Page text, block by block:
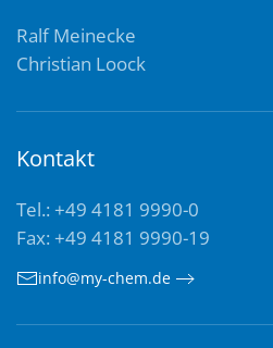
Ralf Meinecke
Christian Loock
Kontakt
Tel.: +49 4181 9990-0
Fax: +49 4181 9990-19
info@my-chem.de